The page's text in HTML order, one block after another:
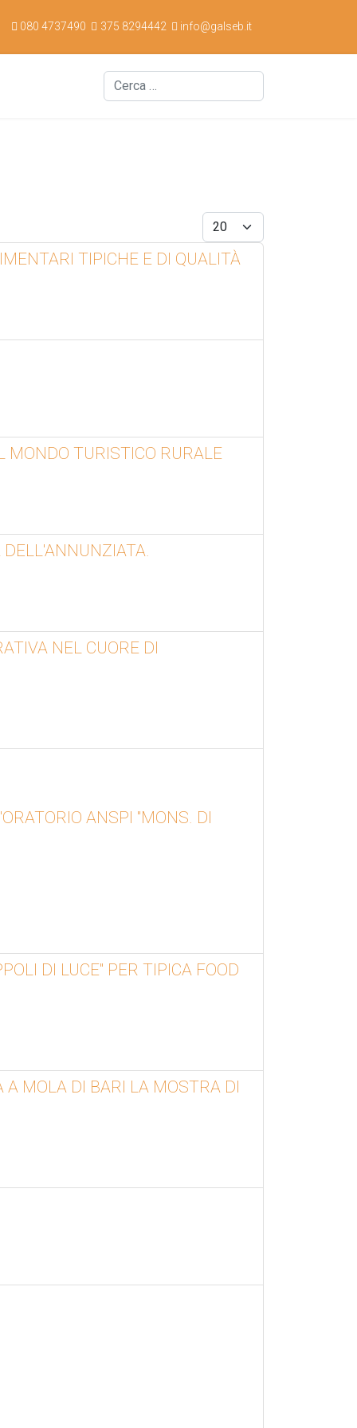
080 4737490 375 8294442 info@galseb.it
Cerca
Display #
TIPICHE E DI QUALITÀ
MONDO TURISTICO RURALE
NEL CUORE DI
ANSPI "MONS. DI
DI LUCE" PER TIPICA FOOD
A MOLA DI BARI LA MOSTRA DI